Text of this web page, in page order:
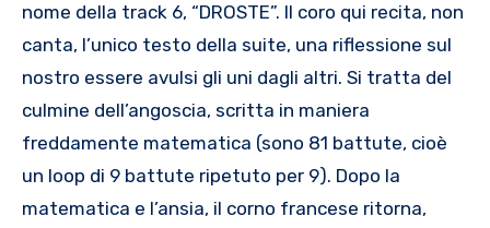
nome della track 6, “DROSTE”. Il coro qui recita, non
canta, l’unico testo della suite, una riflessione sul
nostro essere avulsi gli uni dagli altri. Si tratta del
culmine dell’angoscia, scritta in maniera
freddamente matematica (sono 81 battute, cioè
un loop di 9 battute ripetuto per 9). Dopo la
matematica e l’ansia, il corno francese ritorna,